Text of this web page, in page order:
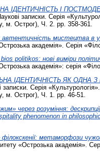
ІДЕНТИЧНІСТЬ І
записки. Серія
м. Острог), Ч. 2. pp. 358-361.
мистецтва в
академія». Серія
politikos: нові виміри
академія»: серія
ІДЕНТИЧНІСТЬ ЯК ОДНА З
записки. Серія
м. Острог), Ч. 1. pp. 46-51.
через розуміння:
phenomenon in
філокскенії: метаморфози
«Острозька академія».